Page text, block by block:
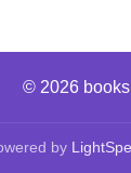
© 2026
by